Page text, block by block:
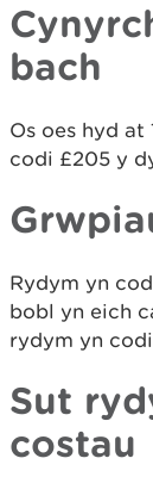
bach
Os oes hyd
codi £205 y
Rydym yn
bobl yn eich
rydym yn
Sut
costau